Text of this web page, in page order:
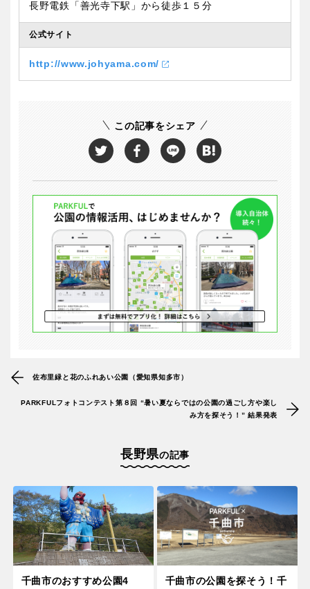
長野電鉄「善光寺下駅」から徒歩１５分
公式サイト
http://www.johyama.com/
この記事をシェア
佐布里緑と花のふれあい公園（愛知県知多市）
PARKFULフォトコンテスト第８回 “暑い夏ならではの公園の過ごし方や楽し
み方を探そう！” 結果発表
長野県の記事
千曲市のおすすめ公園4
千曲市の公園を探そう！千